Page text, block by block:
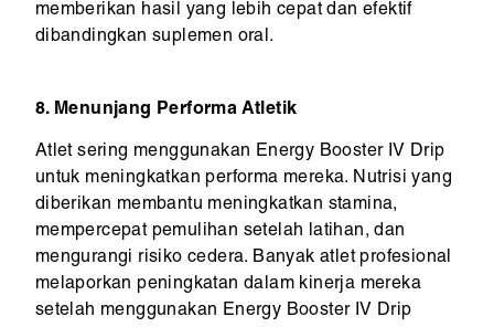
memberikan hasil yang lebih cepat dan efektif
dibandingkan suplemen oral.
8. Menunjang Performa Atletik
Atlet sering menggunakan Energy Booster IV Drip
untuk meningkatkan performa mereka. Nutrisi yang
diberikan membantu meningkatkan stamina,
mempercepat pemulihan setelah latihan, dan
mengurangi risiko cedera. Banyak atlet profesional
melaporkan peningkatan dalam kinerja mereka
setelah menggunakan Energy Booster IV Drip